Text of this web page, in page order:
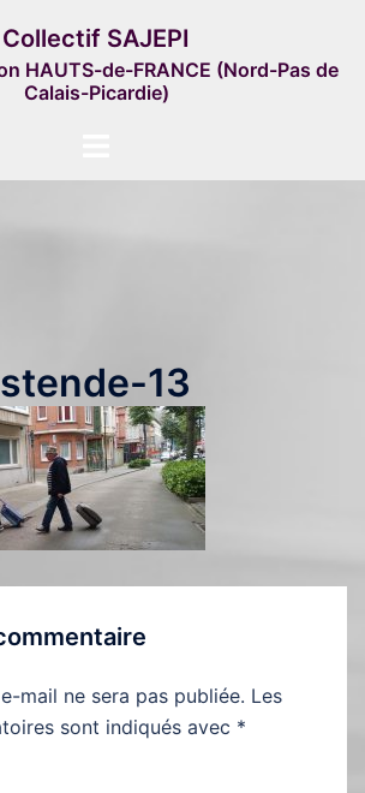
Collectif SAJEPI
HAUTS-de-FRANCE (Nord-Pas de
Calais-Picardie)
13
mail ne sera pas publiée. Les
sont indiqués avec *